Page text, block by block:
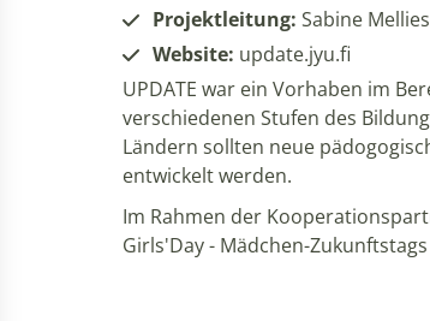
Projektleitung: Sabine Mellies
Website: update.jyu.fi
UPDATE war ein Vorhaben im
verschiedenen Stufen des
Ländern sollten neue
entwickelt werden.
Im Rahmen der
Girls'Day - Mädchen-